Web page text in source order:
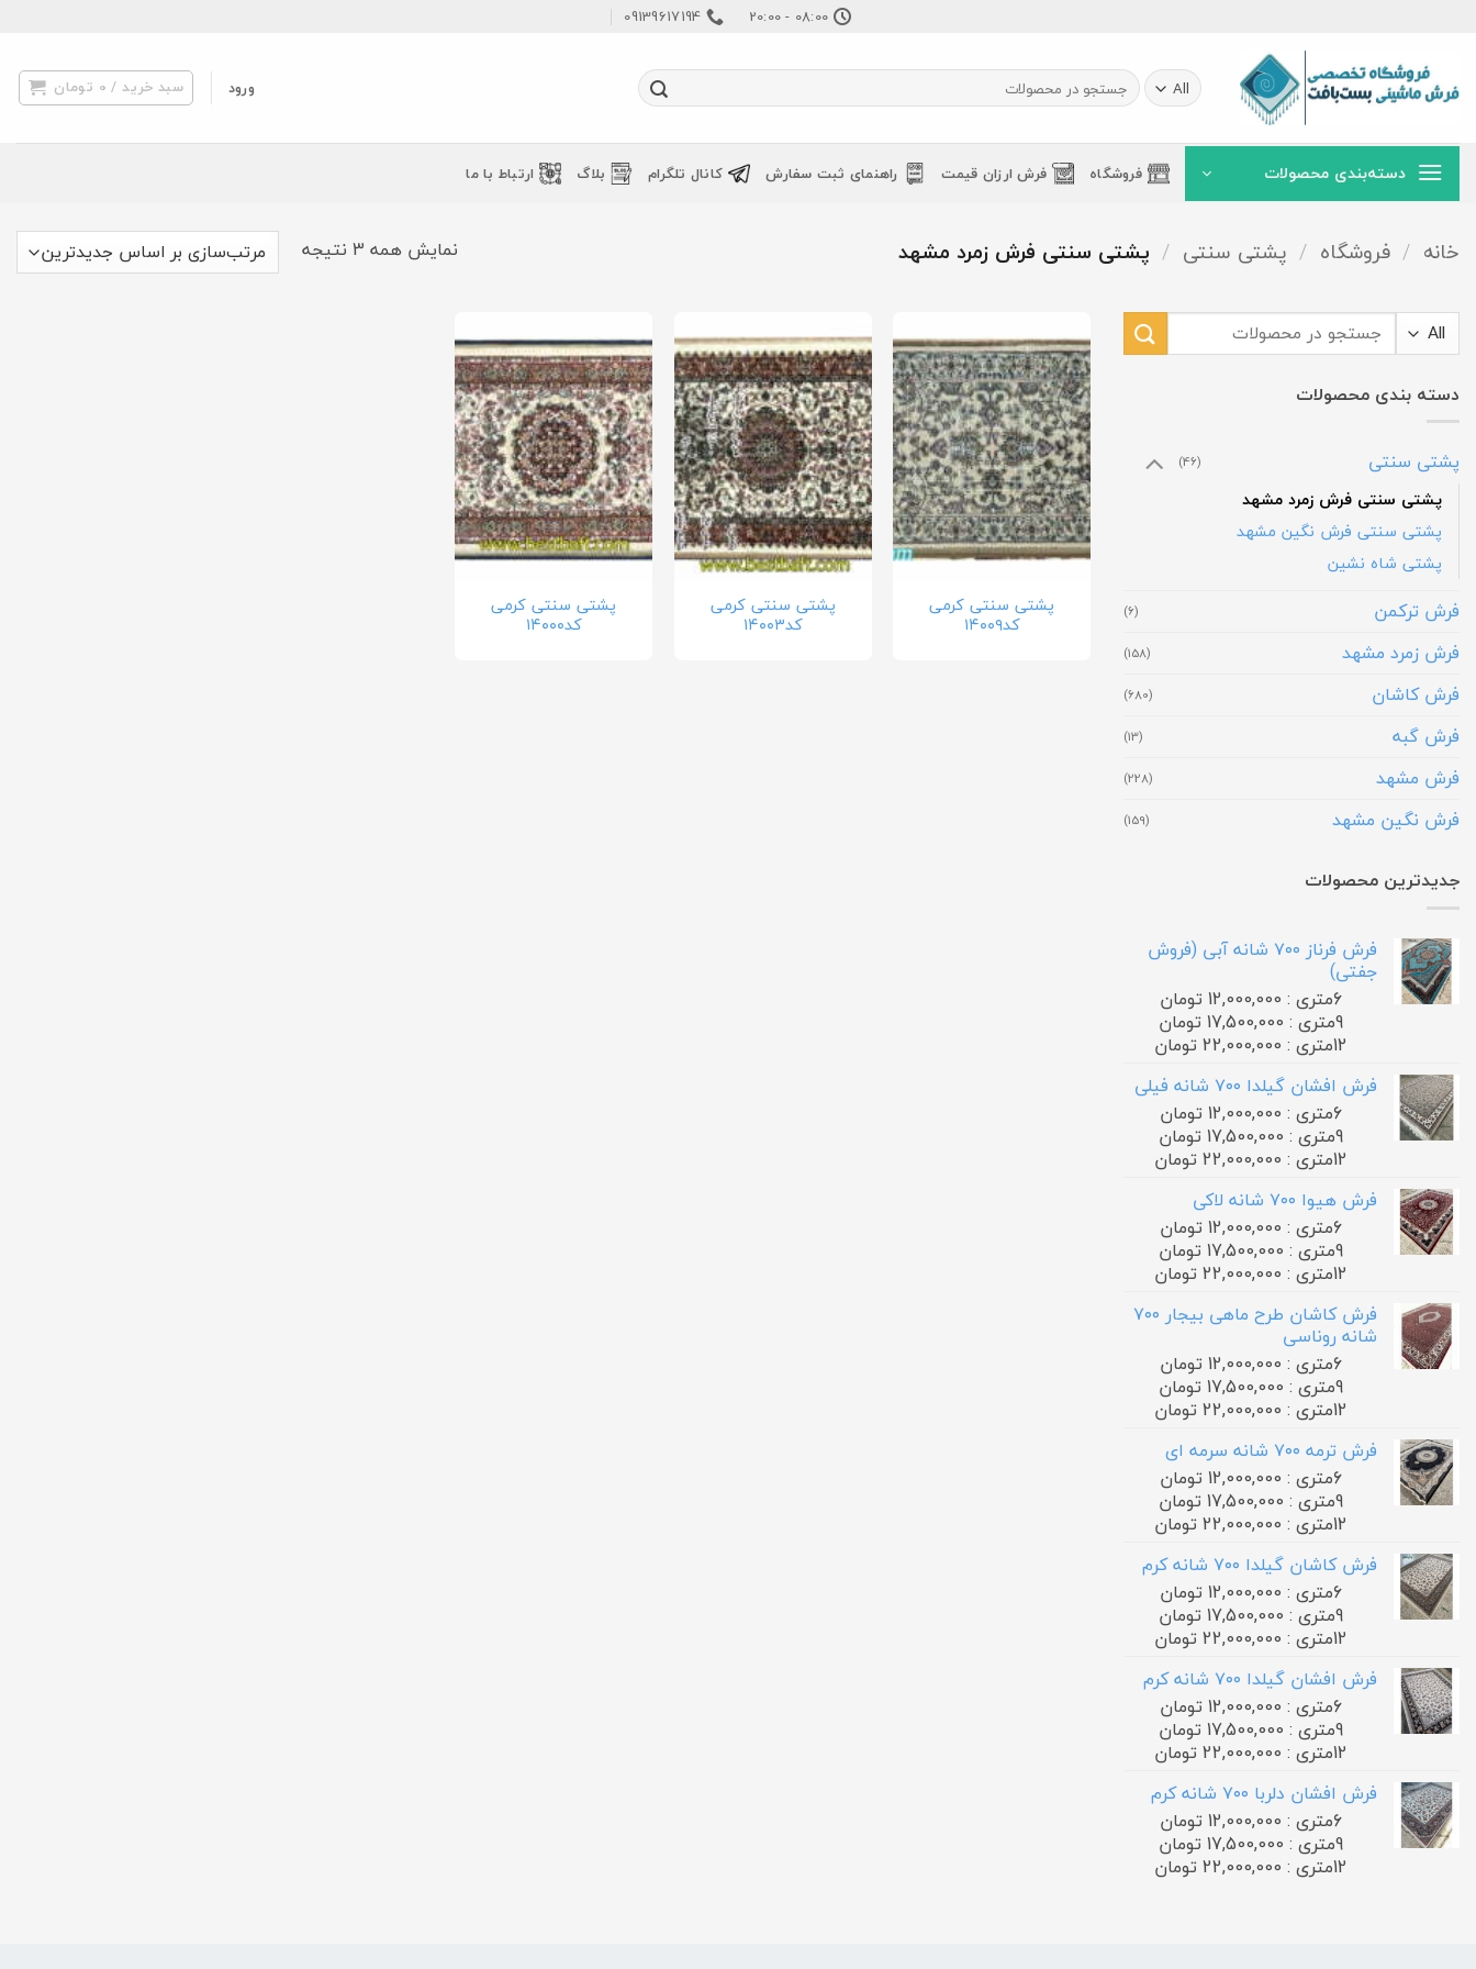
content
08:00 - 20:00
09139617194
جستجو
برای:
ورود سبد خرید / 0 تومان
دسته‌بندی محصولات فروشگاه فرش ارزان قیمت راهنمای ثبت سفارش کانال تلگرام بلاگ ارتباط با ما
خانه / فروشگاه / پشتی سنتی / پشتی سنتی فرش زمرد مشهد نمایش همه 3 نتیجه
مرتب‌سازی
جستجو
برای:
دسته بندی محصولات
پشتی سنتی (46)
پشتی سنتی فرش زمرد مشهد
پشتی سنتی فرش نگین مشهد
پشتی شاه نشین
فرش ترکمن (6)
فرش زمرد مشهد (158)
فرش کاشان (680)
فرش گبه (13)
فرش مشهد (228)
فرش نگین مشهد (159)
جدیدترین محصولات
فرش فرناز ۷۰۰ شانه آبی (فروش
جفتی)
6متری : 12,000,000 تومان
9متری : 17,500,000 تومان
12متری : 22,000,000 تومان
فرش افشان گیلدا ۷۰۰ شانه فیلی
6متری : 12,000,000 تومان
9متری : 17,500,000 تومان
12متری : 22,000,000 تومان
فرش هیوا ۷۰۰ شانه لاکی
6متری : 12,000,000 تومان
9متری : 17,500,000 تومان
12متری : 22,000,000 تومان
فرش کاشان طرح ماهی بیجار ۷۰۰
شانه روناسی
6متری : 12,000,000 تومان
9متری : 17,500,000 تومان
12متری : 22,000,000 تومان
فرش ترمه ۷۰۰ شانه سرمه ای
6متری : 12,000,000 تومان
9متری : 17,500,000 تومان
12متری : 22,000,000 تومان
فرش کاشان گیلدا ۷۰۰ شانه کرم
6متری : 12,000,000 تومان
9متری : 17,500,000 تومان
12متری : 22,000,000 تومان
فرش افشان گیلدا ۷۰۰ شانه کرم
6متری : 12,000,000 تومان
9متری : 17,500,000 تومان
12متری : 22,000,000 تومان
فرش افشان دلربا ۷۰۰ شانه کرم
6متری : 12,000,000 تومان
9متری : 17,500,000 تومان
12متری : 22,000,000 تومان
پشتی سنتی کرمی
کد۱۴۰۰۹
پشتی سنتی کرمی
کد۱۴۰۰۳
پشتی سنتی کرمی
کد۱۴۰۰۰